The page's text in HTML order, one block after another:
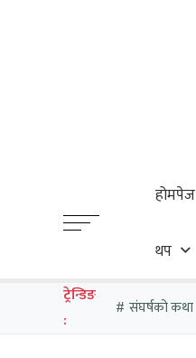
होमपेज
थप
ट्रेन्डिङ
:
संघर्षको कथा